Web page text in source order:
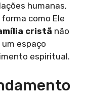
humanas,
como Ele
cristã não
espaço
espiritual.